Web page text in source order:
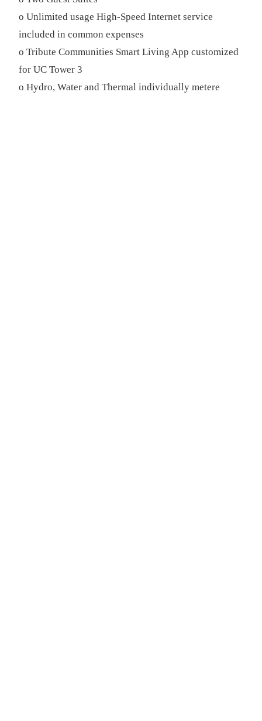
o Unlimited usage High-Speed Internet service
included in common expenses
o Tribute Communities Smart Living App customized
for UC Tower 3
o Hydro, Water and Thermal individually metere